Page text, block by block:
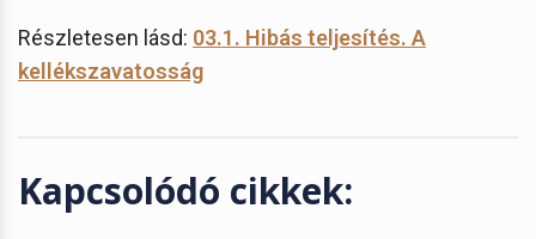
Részletesen lásd: 03.1. Hibás teljesítés. A
kellékszavatosság
Kapcsolódó cikkek: